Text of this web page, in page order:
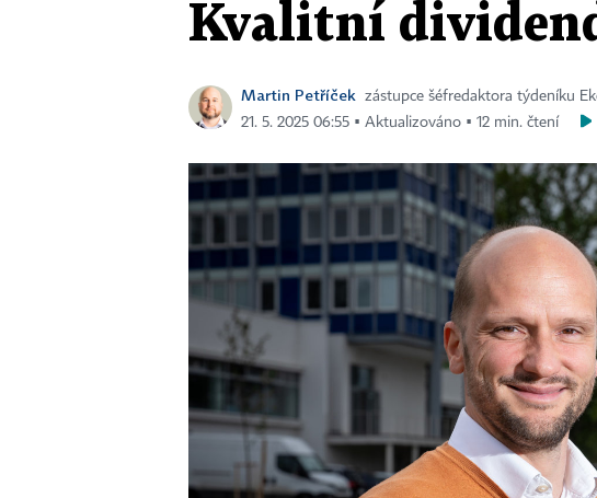
Kvalitní
Martin Petříček
zástupce šéfredaktora týdeníku
21. 5. 2025 06:55 ▪ Aktualizováno ▪ 12 min. čtení